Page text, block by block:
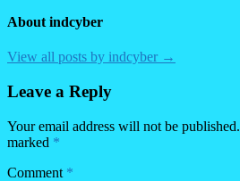
About indcyber
View all posts by indcyber →
Leave a Reply
Your email address will not be published.
marked *
Comment *